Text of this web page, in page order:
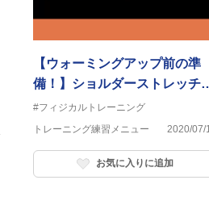
【ウォーミングアップ前の準
備！】ショルダーストレッチ
（＆股関節）
#フィジカルトレーニング
トレーニング練習メニュー
2020/07/
お気に入りに追加